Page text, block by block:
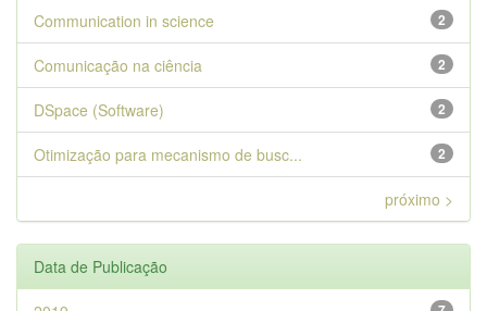
2
Communication in science
2
Comunicação na ciência
2
DSpace (Software)
2
Otimização para mecanismo de busc...
próximo >
Data de Publicação